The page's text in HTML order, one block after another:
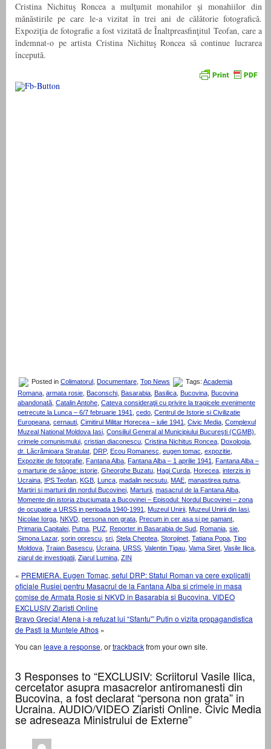
Cristina Nichituş Roncea a mulţumit monahilor şi monahiilor din
mănăstirile pe care le-a vizitat în trei ani de călătorie fotografică.
Expoziţia de fotografie a fost vizitată de Înaltpreasfinţitul Teofan, care a
îndemnat-o pe artista Cristina Nichituş Roncea să continue lucrarea
începută.
Posted in Colimatorul Documentare Top News Tags: Academia
Romana armata rosie Baconschi Basarabia Basilica Bucovina
Bucovina
abandonată Catalin Antohe Cateva consideraţii cu privire la tragicele evenimente
petrecute la Lunca – 6/7 februarie 1941
cedo Centrul de Istorie si Civilizatie
Europeana cernauti Cimitirul Militar Horecea – iulie 1941 Civic Media Complexul
Muzeal National Moldova Iasi Consiliul General al Municipiului Bucureşti (CGMB)
crimele comunismului cristian diaconescu Cristina Nichitus Roncea Doxologia
dr. Lăcrămioara Stratulat
DRP, Ecou Romanesc eugen tomac expozitie
Expozitie de fotografie
Fantana Alba Fantana Alba – 1 aprilie 1941
Fantana Alba –
o marturie de sânge: istorie Gheorghe Buzatu Hagi Curda Horecea interzis in
Ucraina
IPS Teofan KGB Lunca madalin necsutu MAE manastirea putna
Martiri si marturii din nordul Bucovinei Marturii masacrul de la Fantana Alba
Momente din istoria zbuciumata a Bucovinei – Episodul: Nordul Bucovinei – zona
de ocupatie a URSS in perioada 1940-1991
Muzeul Unirii Muzeul Unirii din Iasi
Nicolae Iorga NKVD persona non grata Precum in cer asa si pe pamant
Primaria Capitalei
Putna PUZ Reporter in Basarabia de Sud Romania sie
Simona Lazar, sorin oprescu sri Stela Cheptea Storojinet Tatiana Popa Tipo
Moldova Traian Basescu Ucraina URSS Valentin Tigau Vama Siret Vasile Ilica
ziarul de investigatii Ziarul Lumina ZIN
« PREMIERA. Eugen Tomac, seful DRP: Statul Roman va cere explicatii
oficiale Rusiei pentru Masacrul de la Fantana Alba si crimele in masa
comise de Armata Rosie si NKVD in Basarabia si Bucovina. VIDEO
EXCLUSIV Ziaristi Online
Bravo Grecia! Atena i-a refuzat lui “Sfantu'” Putin o vizita propagandistica
de Pasti la Muntele Athos »
You can leave a response, ortrackbackfrom your own site.
3 Responses to “EXCLUSIV: Scriitorul Vasile Ilica,
cercetator asupra masacrelor antiromanesti din
Bucovina, a fost declarat “persona non grata” in
Ucraina. AUDIO/VIDEO Ziaristi Online. Civic Media
se adreseaza Ministrului de Externe”